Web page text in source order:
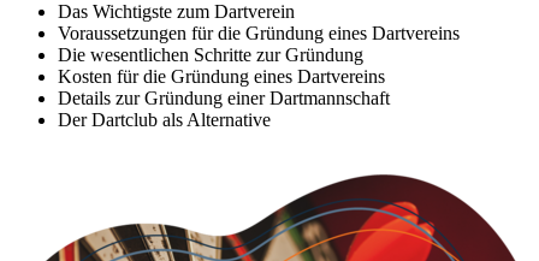
Das Wichtigste zum Dartverein
Voraussetzungen für die Gründung eines Dartvereins
Die wesentlichen Schritte zur Gründung
Kosten für die Gründung eines Dartvereins
Details zur Gründung einer Dartmannschaft
Der Dartclub als Alternative